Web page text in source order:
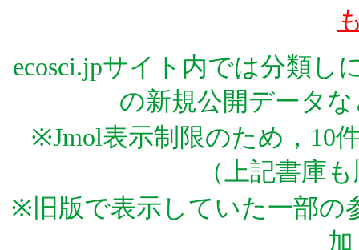
ecosci.jpサイト内では分類し
の新規公開データ
※Jmol表示制限のため，10
（上記書庫
※旧版で表示していた一部の